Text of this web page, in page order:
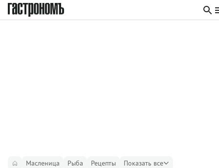
Масленица Рыба Рецепты Показать все